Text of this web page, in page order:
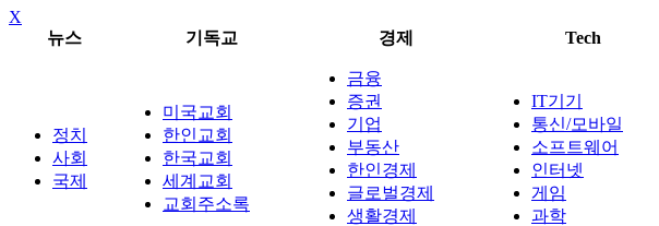
X
뉴스
기독교 경제 Tech
정치
사회
국제
미국교회
한인교회
한국교회
세계교회
교회주소록
금융
증권
기업
부동산
한인경제
글로벌경제
생활경제
IT기기
통신/모바일
소프트웨어
인터넷
게임
과학